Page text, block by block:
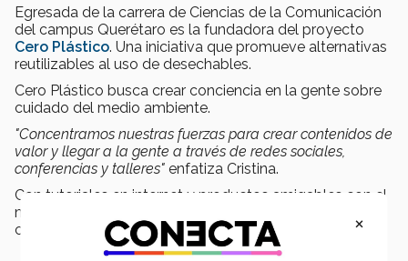
Egresada de la carrera de Ciencias de la Comunicación
del campus Querétaro es la fundadora del proyecto
Cero Plástico. Una iniciativa que promueve alternativas
reutilizables al uso de desechables.
Cero Plástico busca crear conciencia en la gente sobre
cuidado del medio ambiente.
"Concentramos nuestras fuerzas para crear contenidos de
valor y llegar a la gente a través de redes sociales,
conferencias y talleres" enfatiza Cristina.
Con tutoriales en internet y productos amigables con el
medio ambiente, Cero Plástico busca crear una
conciencia en la gente sobre el uso de estos artículos.
×